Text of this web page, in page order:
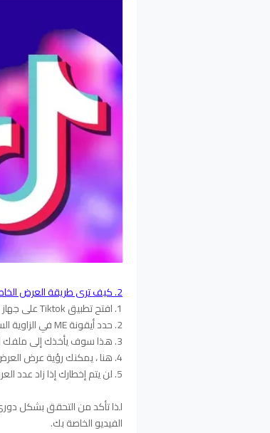
2. كيف ترى طريقة العرض الخاصة بـ Tiktoks
1. افتح تطبيق Tiktok على جهاز iPhone أو iPad أو Android.
2. حدد أيقونة ME في الزاوية السفلية اليمنى.
3. هذا سوف يأخذك إلى ملفك الشخصي.
4. هنا ، يمكنك رؤية عرض العرض الخاص بك على كل مقطع فيديو في الزاوية السفلية اليسرى.
5. لن يتم إخطارك إذا زاد عدد العرض الخاص بك .
لذا تأكد من التحقق بشكل
الفيديو الخاصة بك.